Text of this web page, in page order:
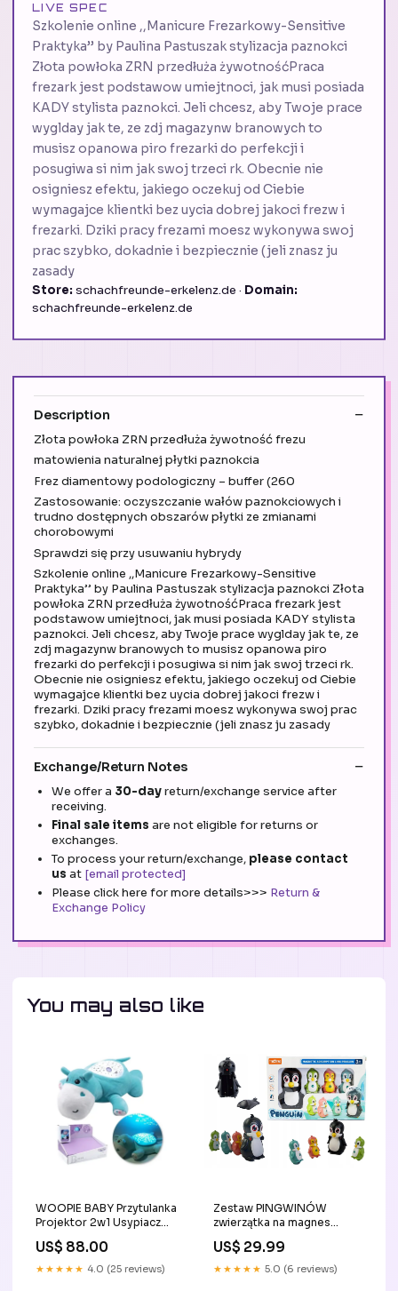
LIVE SPEC
Szkolenie online ,,Manicure Frezarkowy-Sensitive
Praktyka’’ by Paulina Pastuszak stylizacja paznokci
Złota powłoka ZRN przedłuża żywotnośćPraca
frezark jest podstawow umiejtnoci, jak musi posiada
KADY stylista paznokci. Jeli chcesz, aby Twoje prace
wyglday jak te, ze zdj magazynw branowych to
musisz opanowa piro frezarki do perfekcji i
posugiwa si nim jak swoj trzeci rk. Obecnie nie
osigniesz efektu, jakiego oczekuj od Ciebie
wymagajce klientki bez uycia dobrej jakoci frezw i
frezarki. Dziki pracy frezami moesz wykonywa swoj
prac szybko, dokadnie i bezpiecznie (jeli znasz ju
zasady
Store: schachfreunde-erkelenz.de · Domain:
schachfreunde-erkelenz.de
Description
Złota powłoka ZRN przedłuża żywotność frezu
matowienia naturalnej płytki paznokcia
Frez diamentowy podologiczny – buffer (260
Zastosowanie: oczyszczanie wałów paznokciowych i
trudno dostępnych obszarów płytki ze zmianami
chorobowymi
Sprawdzi się przy usuwaniu hybrydy
Szkolenie online ,,Manicure Frezarkowy-Sensitive
Praktyka’’ by Paulina Pastuszak stylizacja paznokci Złota
powłoka ZRN przedłuża żywotnośćPraca frezark jest
podstawow umiejtnoci, jak musi posiada KADY stylista
paznokci. Jeli chcesz, aby Twoje prace wyglday jak te, ze
zdj magazynw branowych to musisz opanowa piro
frezarki do perfekcji i posugiwa si nim jak swoj trzeci rk.
Obecnie nie osigniesz efektu, jakiego oczekuj od Ciebie
wymagajce klientki bez uycia dobrej jakoci frezw i
frezarki. Dziki pracy frezami moesz wykonywa swoj prac
szybko, dokadnie i bezpiecznie (jeli znasz ju zasady
Exchange/Return Notes
We offer a 30-dayreturn/exchange service after
receiving.
Final sale items are not eligible for returns or
exchanges.
To process your return/exchange, please contact
us at [email protected]
Please click here for more details>>> Return &
Exchange Policy
You may also like
WOOPIE BABY Przytulanka
Projektor 2w1 Usypiacz
układanka montessori
US$ 88.00
★★★★★ 4.0 (25 reviews)
Zestaw PINGWINÓW
zwierzątka na magnes
plastyczne
US$ 29.99
★★★★★ 5.0 (6 reviews)